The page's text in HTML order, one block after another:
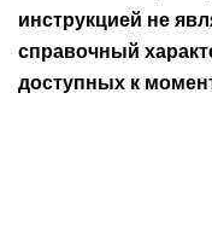
инструкцией не
справочный
доступных к